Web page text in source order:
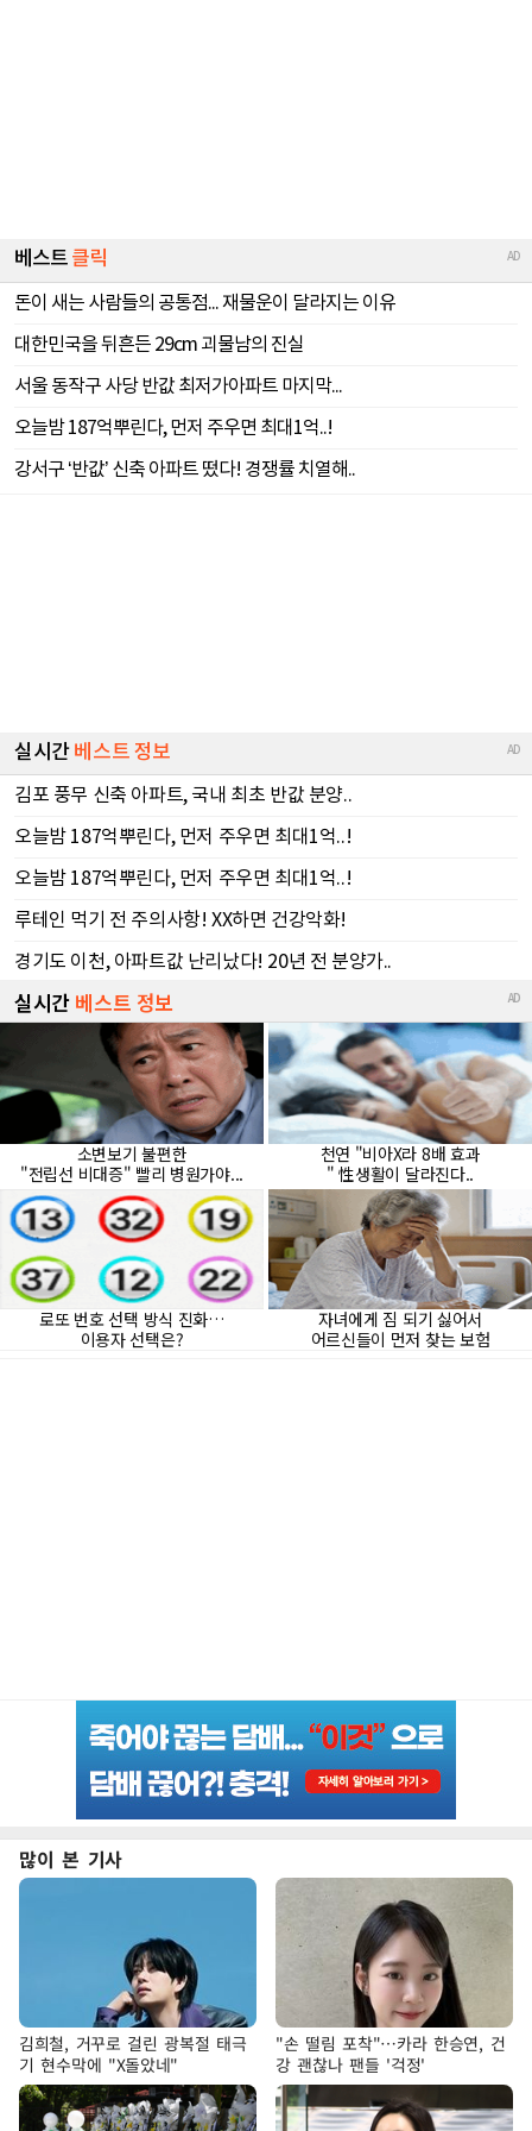
많이 본 기사
김희철, 거꾸로 걸린 광복절 태극
기 현수막에 "X돌았네"
"손 떨림 포착"…카라 한승연, 건
강 괜찮나 팬들 '걱정'